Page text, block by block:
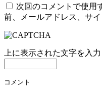
次回のコメントで使用
前、メールアドレス、サイ
上に表示された文字を入
コメント